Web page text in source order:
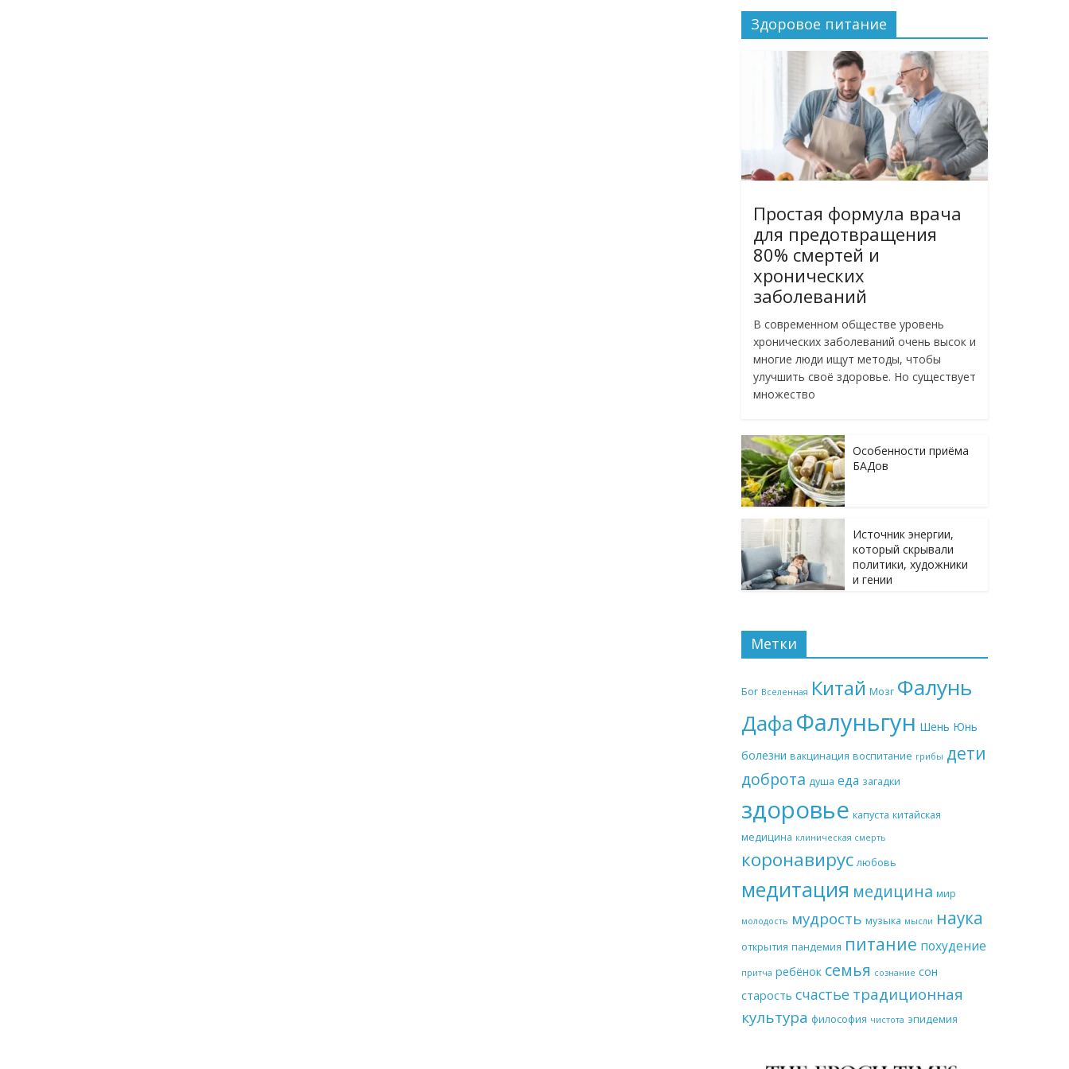
Здоровое питание
Простая формула врача
для предотвращения
80% смертей и
хронических
заболеваний
В современном обществе уровень
хронических заболеваний очень высок и
многие люди ищут методы, чтобы
улучшить своё здоровье. Но существует
множество
Особенности приёма
БАДов
Источник энергии,
который скрывали
политики, художники
и гении
Метки
Бог Вселенная Китай Мозг Фалунь
ДафаФалуньгун Шень Юнь
болезни вакцинация воспитание грибы дети
доброта душа еда загадки
здоровье капуста китайская
медицина клиническая смерть
коронавирус любовь
медитация медицина мир
молодость мудрость музыка мысли наука
открытия пандемия питание похудение
притча ребёнок семья сознание сон
старость счастье традиционная
культура философия чистота эпидемия